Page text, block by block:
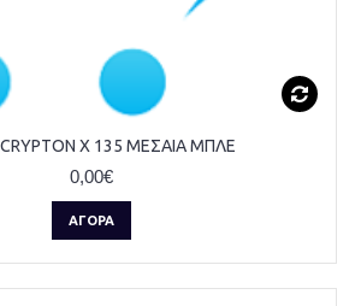
X 135 ΜΕΣΑΙΑ ΜΠΛΕ
0,00€
ΑΓΟΡΆ